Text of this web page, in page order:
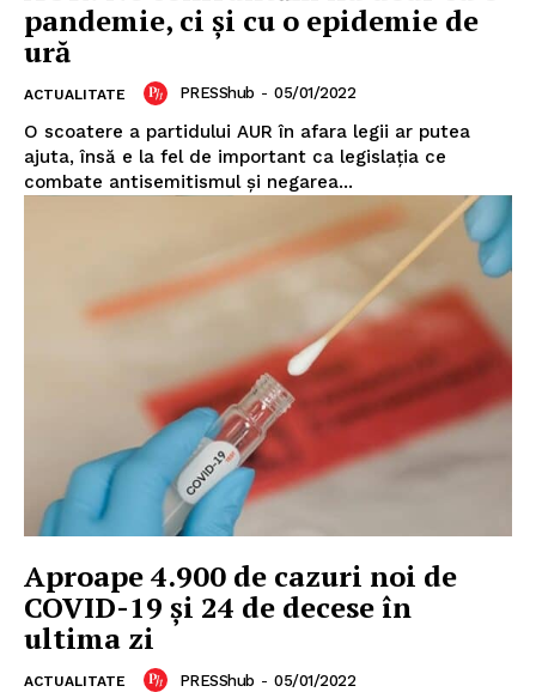
pandemie, ci și cu o epidemie de
ură
ACTUALITATE PRESShub - 05/01/2022
O scoatere a partidului AUR în afara legii ar putea
ajuta, însă e la fel de important ca legislația ce
combate antisemitismul și negarea...
Aproape 4.900 de cazuri noi de
COVID-19 și 24 de decese în
ultima zi
ACTUALITATE PRESShub - 05/01/2022